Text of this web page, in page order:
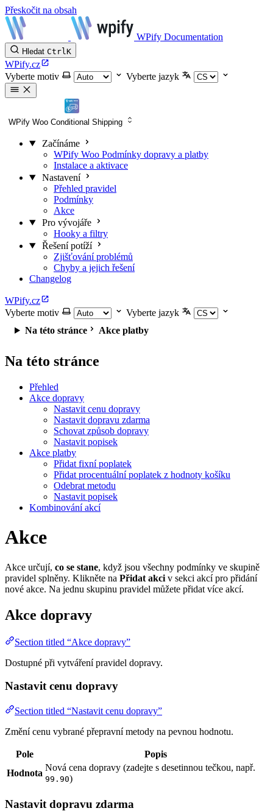
Přeskočit na obsah
WPify Documentation
Hledat CtrlK
WPify.cz
Vyberte motiv
Vyberte jazyk
WPify Woo Conditional Shipping
Začínáme
WPify Woo Podmínky dopravy a platby
Instalace a aktivace
Nastavení
Přehled pravidel
Podmínky
Akce
Pro vývojáře
Hooky a filtry
Řešení potíží
Zjišťování problémů
Chyby a jejich řešení
Changelog
WPify.cz
Vyberte motiv
Vyberte jazyk
Na této stránce
Akce platby
Na této stránce
Přehled
Akce dopravy
Nastavit cenu dopravy
Nastavit dopravu zdarma
Schovat způsob dopravy
Nastavit popisek
Akce platby
Přidat fixní poplatek
Přidat procentuální poplatek z hodnoty košíku
Odebrat metodu
Nastavit popisek
Kombinování akcí
Akce
Akce určují, co se stane, když jsou všechny podmínky ve skupině
pravidel splněny. Klikněte na Přidat akci v sekci akcí pro přidání
nové akce. Na jednu skupinu pravidel můžete přidat více akcí.
Akce dopravy
Section titled “Akce dopravy”
Dostupné při vytváření pravidel dopravy.
Nastavit cenu dopravy
Section titled “Nastavit cenu dopravy”
Změní cenu vybrané přepravní metody na pevnou hodnotu.
Pole
Popis
Hodnota
Nová cena dopravy (zadejte s desetinnou tečkou, např.
99.90)
Nastavit dopravu zdarma